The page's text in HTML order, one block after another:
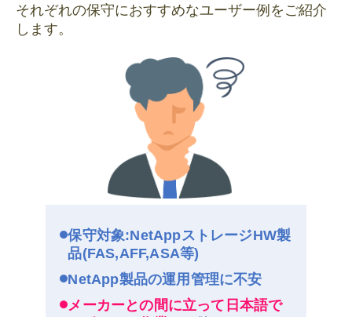
それぞれの保守におすすめなユーザー例をご紹介
します。
ネットワールド保守（コスパで選ぶなら）
保守対象:NetAppストレージHW製
品(FAS,AFF,ASA等)
NetApp製品の運用管理に不安
メーカーとの間に立って日本語で